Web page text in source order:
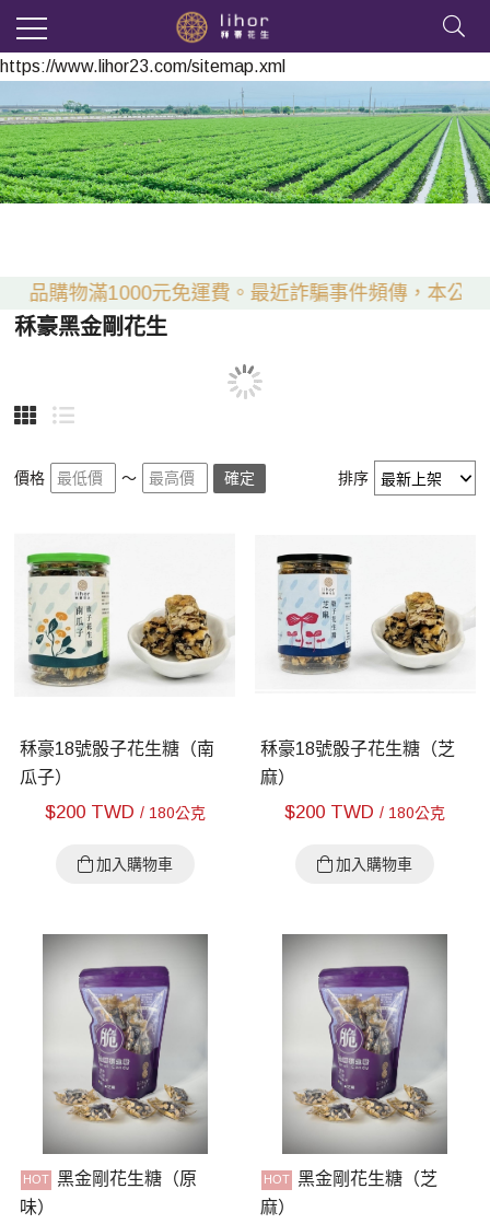
https://www.lihor23.com/sitemap.xml
品購物滿1000元免運費。 最近詐騙事件頻傳，本公司
秝豪黑金剛花生
價格 ～ 確定 排序
秝豪18號骰子花生糖（南
瓜子）
$200 TWD / 180公克
加入購物車
秝豪18號骰子花生糖（芝
麻）
$200 TWD/ 180公克
加入購物車
黑金剛花生糖（原
味）
黑金剛花生糖（芝
麻）